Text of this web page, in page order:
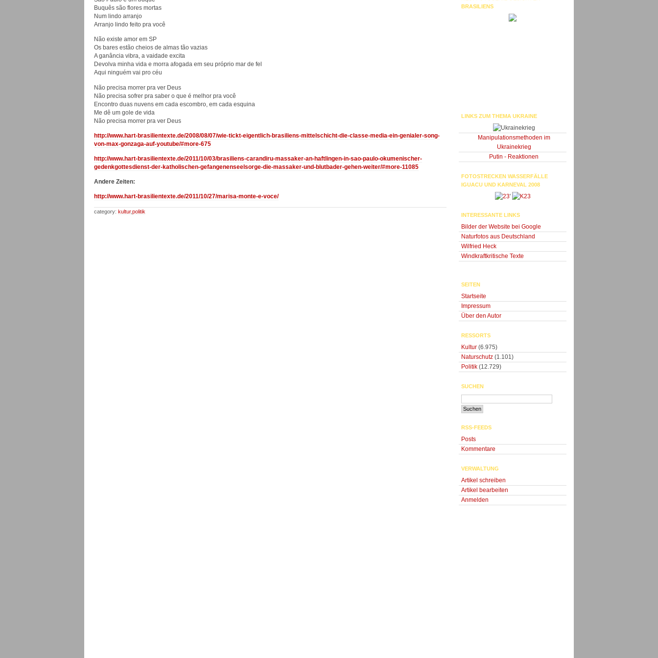
Buquês são flores mortas
Num lindo arranjo
Arranjo lindo feito pra você
Não existe amor em SP
Os bares estão cheios de almas tão vazias
A ganância vibra, a vaidade excita
Devolva minha vida e morra afogada em seu próprio mar de fel
Aqui ninguém vai pro céu
Não precisa morrer pra ver Deus
Não precisa sofrer pra saber o que é melhor pra você
Encontro duas nuvens em cada escombro, em cada esquina
Me dê um gole de vida
Não precisa morrer pra ver Deus
http://www.hart-brasilientexte.de/2008/08/07/wie-tickt-eigentlich-brasiliens-mittelschicht-die-classe-media-ein-genialer-song-
von-max-gonzaga-auf-youtube/#more-675
http://www.hart-brasilientexte.de/2011/10/03/brasiliens-carandiru-massaker-an-haftlingen-in-sao-paulo-okumenischer-
gedenkgottesdienst-der-katholischen-gefangenenseelsorge-die-massaker-und-blutbader-gehen-weiter/#more-11085
Andere Zeiten:
http://www.hart-brasilientexte.de/2011/10/27/marisa-monte-e-voce/
category: kultur,politik
BRASILIENS
LINKS ZUM THEMA UKRAINE
Manipulationsmethoden im
Ukrainekrieg
Putin - Reaktionen
FOTOSTRECKEN WASSERFÄLLE
IGUACU UND KARNEVAL 2008
'
INTERESSANTE LINKS
Bilder der Website bei Google
Naturfotos aus Deutschland
Wilfried Heck
Windkraftkritische Texte
SEITEN
Startseite
Impressum
Über den Autor
RESSORTS
Kultur (6.975)
Naturschutz (1.101)
Politik (12.729)
SUCHEN
RSS-FEEDS
Posts
Kommentare
VERWALTUNG
Artikel schreiben
Artikel bearbeiten
Anmelden